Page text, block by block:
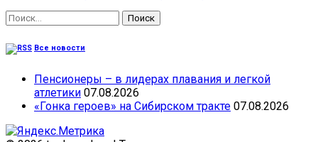
Найти:
Все новости
Пенсионеры – в лидерах плавания и легкой
атлетики 07.08.2026
«Гонка героев» на Сибирском тракте 07.08.2026